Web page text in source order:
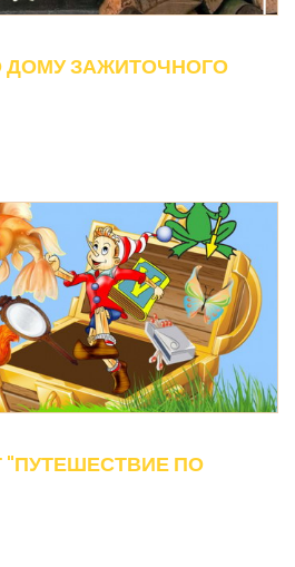
ДОМУ ЗАЖИТОЧНОГО
ПО